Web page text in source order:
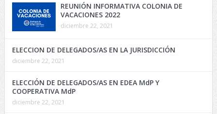
REUNIÓN INFORMATIVA COLONIA DE
VACACIONES 2022
diciembre 22, 2021
ELECCION DE DELEGADOS/AS EN LA JURISDICCIÓN
diciembre 22, 2021
ELECCIÓN DE DELEGADOS/AS EN EDEA MdP Y
COOPERATIVA MdP
diciembre 22, 2021